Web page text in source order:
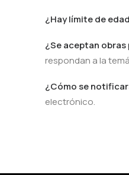
¿Hay límite de
¿Se aceptan obras
respondan a la
¿Cómo se
electrónico.